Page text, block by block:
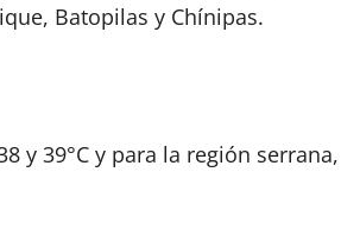
Batopilas y Chínipas.
y 39°C y para la región serrana,